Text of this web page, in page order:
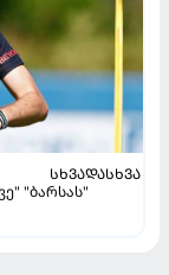
ᲡᲮᲕᲐᲓᲐᲡᲮᲕᲐ